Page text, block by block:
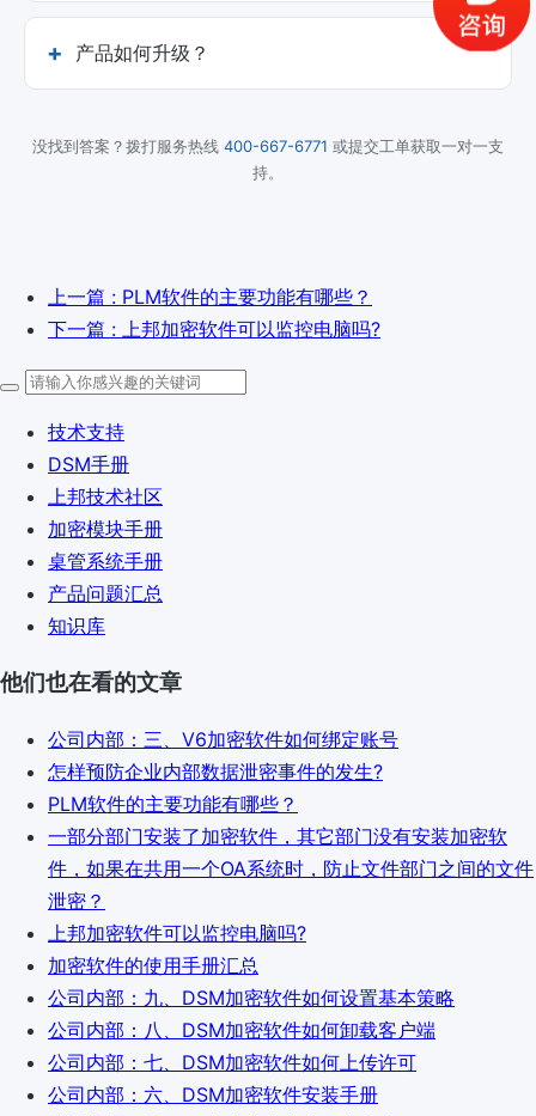
产品如何升级？
没找到答案？拨打服务热线 400-667-6771 或提交工单获取一对一支
持。
上一篇 : PLM软件的主要功能有哪些？
下一篇 : 上邦加密软件可以监控电脑吗?
技术支持
DSM手册
上邦技术社区
加密模块手册
桌管系统手册
产品问题汇总
知识库
他们也在看的文章
公司内部：三、V6加密软件如何绑定账号
怎样预防企业内部数据泄密事件的发生?
PLM软件的主要功能有哪些？
一部分部门安装了加密软件，其它部门没有安装加密软
件，如果在共用一个OA系统时，防止文件部门之间的文件
泄密？
上邦加密软件可以监控电脑吗?
加密软件的使用手册汇总
公司内部：九、DSM加密软件如何设置基本策略
公司内部：八、DSM加密软件如何卸载客户端
公司内部：七、DSM加密软件如何上传许可
公司内部：六、DSM加密软件安装手册